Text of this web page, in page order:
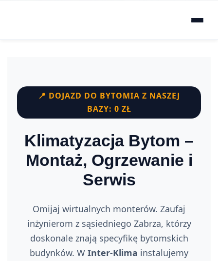
Marki
Usługi
Zabrze
Katowice
📍 DOJAZD DO BYTOMIA Z NASZEJ
BAZY: 0 ZŁ
Klimatyzacja Bytom –
Montaż, Ogrzewanie i
Serwis
Omijaj wirtualnych monterów. Zaufaj
inżynierom z sąsiedniego Zabrza, którzy
doskonale znają specyfikę bytomskich
budynków. W Inter-Klima instalujemy